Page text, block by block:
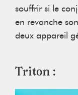
souffrir si le
en revanche
deux appareil
Triton :